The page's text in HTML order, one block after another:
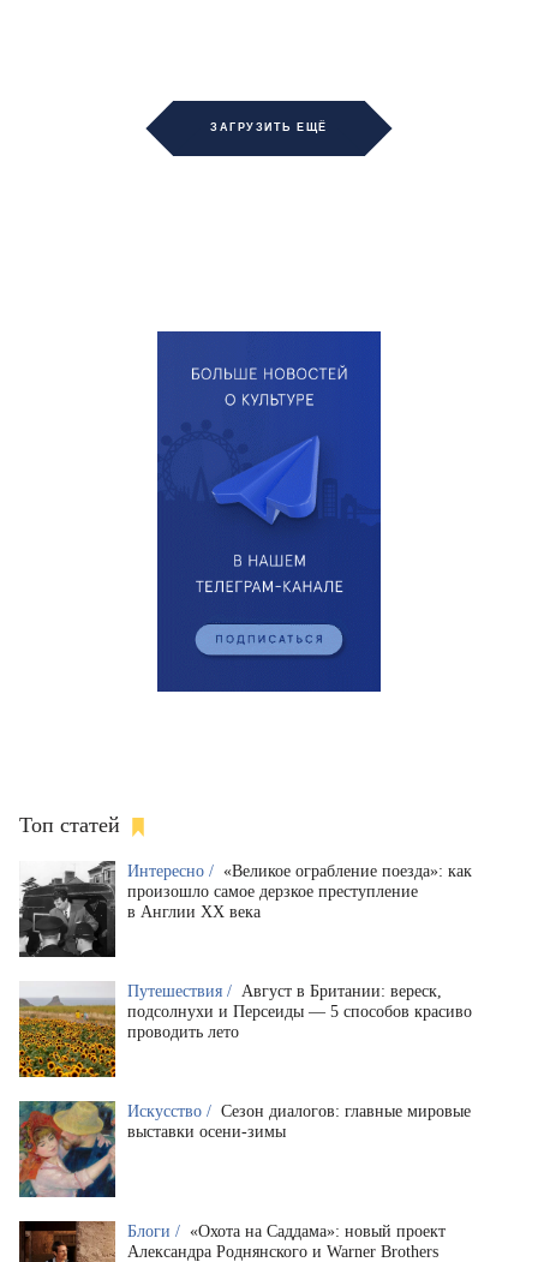
ЗАГРУЗИТЬ ЕЩЁ
Топ статей
Интересно / «Великое ограбление поезда»: как
произошло самое дерзкое преступление
в Англии XX века
Путешествия / Август в Британии: вереск,
подсолнухи и Персеиды — 5 способов красиво
проводить лето
Искусство / Сезон диалогов: главные мировые
выставки осени-зимы
Блоги / «Охота на Саддама»: новый проект
Александра Роднянского и Warner Brothers